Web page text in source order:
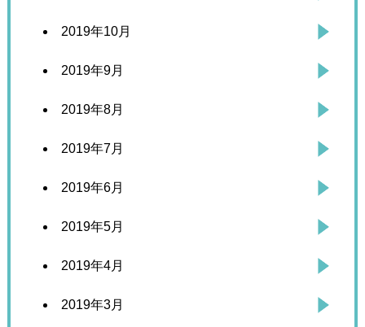
2019年10月
2019年9月
2019年8月
2019年7月
2019年6月
2019年5月
2019年4月
2019年3月